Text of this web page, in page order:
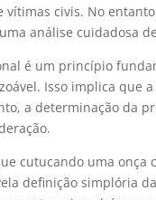
civis. No
análise cuidadosa
é um princípio
Isso implica que
a determinação da
cutucando uma onça
definição simplória